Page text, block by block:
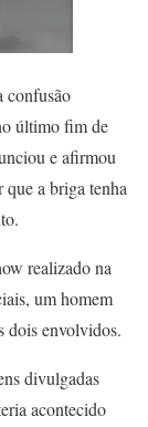
confusão
último fim de
e afirmou
que a briga tenha
realizado na
um homem
dois envolvidos.
divulgadas
acontecido